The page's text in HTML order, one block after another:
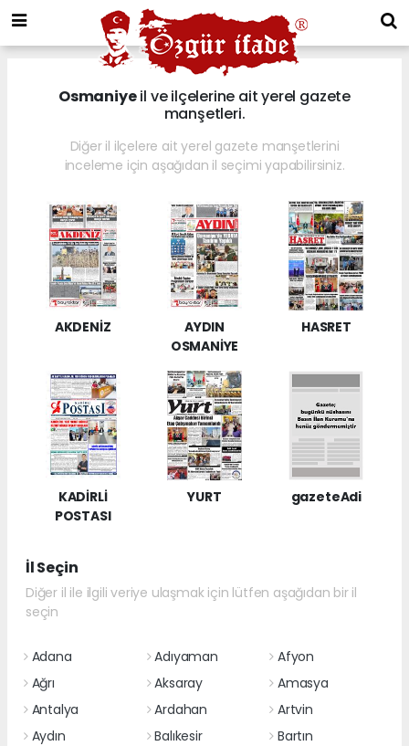
Osmaniyeil ve ilçelerine ait yerel gazete
manşetleri.
Diğer il ilçelere ait yerel gazete manşetlerini
inceleme için aşağıdan il seçimi yapabilirsiniz.
AKDENİZ
AYDIN
OSMANİYE
HASRET
KADİRLİ
POSTASI
YURT gazeteAdi
İl Seçin
Diğer il ile ilgili veriye ulaşmak için lütfen aşağıdan bir il
seçin
Adana Adıyaman
Afyon
Ağrı
Aksaray
Amasya
Antalya
Ardahan
Artvin
Aydın
Balıkesir
Bartın